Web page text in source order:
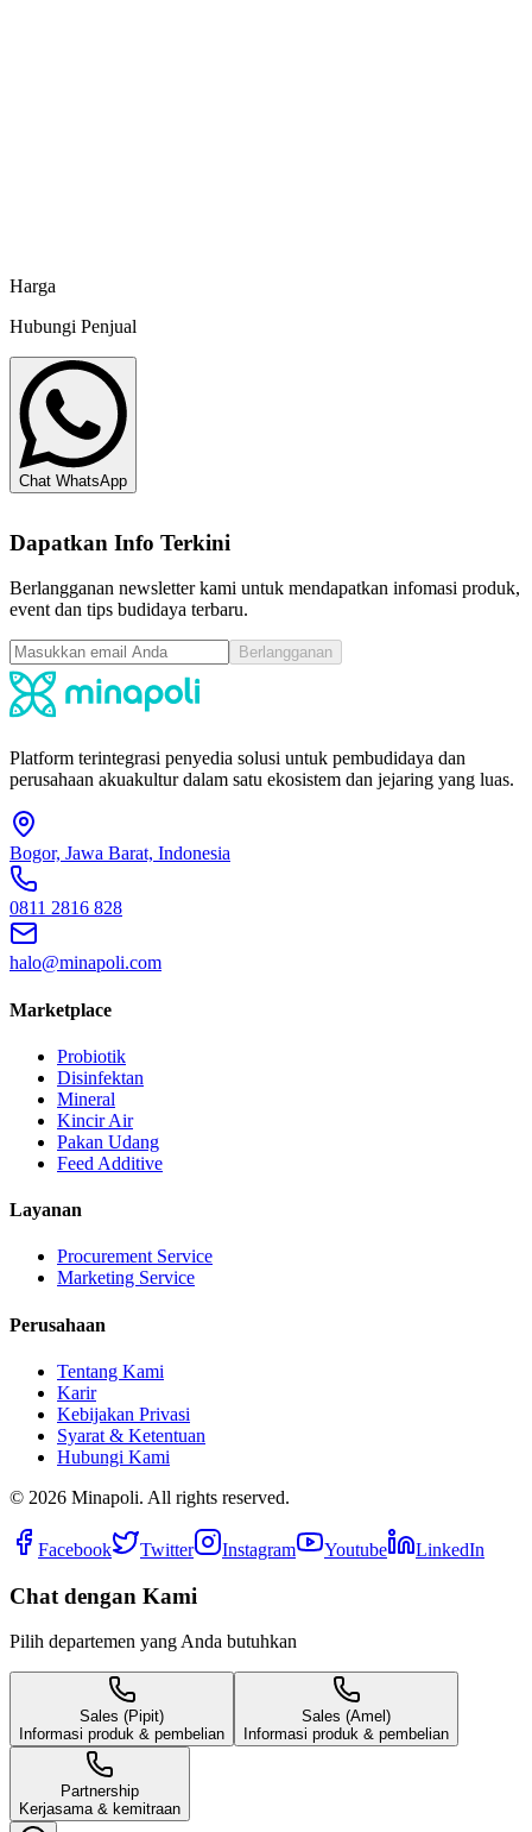
Harga
Hubungi Penjual
Chat WhatsApp
Dapatkan Info Terkini
Berlangganan newsletter kami untuk mendapatkan infomasi produk,
event dan tips budidaya terbaru.
Berlangganan
Platform terintegrasi penyedia solusi untuk pembudidaya dan
perusahaan akuakultur dalam satu ekosistem dan jejaring yang luas.
Bogor, Jawa Barat, Indonesia
0811 2816 828
halo@minapoli.com
Marketplace
Probiotik
Disinfektan
Mineral
Kincir Air
Pakan Udang
Feed Additive
Layanan
Procurement Service
Marketing Service
Perusahaan
Tentang Kami
Karir
Kebijakan Privasi
Syarat & Ketentuan
Hubungi Kami
© 2026 Minapoli. All rights reserved.
Facebook Twitter Instagram Youtube LinkedIn
Chat dengan Kami
Pilih departemen yang Anda butuhkan
Sales (Pipit)
Informasi produk & pembelian
Sales (Amel)
Informasi produk & pembelian
Partnership
Kerjasama & kemitraan